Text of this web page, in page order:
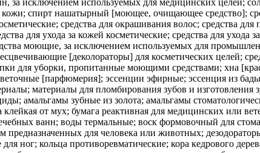
спирт нашатырный [моющее, очищающее средство];
средства для окрашивания волос; средства
для ухода за кожей косметические; средства для ухода
моющие, за исключением используемых для
[деколораторы] для косметических целей;
для уборки, пропитанные моющими средствами; хна
[парфюмерия]; эссенции эфирные; эссенция из
материалы для пломбирования зубов и
амальгамы зубные из золота; амальгамы
от мух; бумага реактивная для медицинских или
ванн; воды термальные; воск формовочный для
предназначенных для человека или животных;
ног; кольца противоревматические; кора кедрового